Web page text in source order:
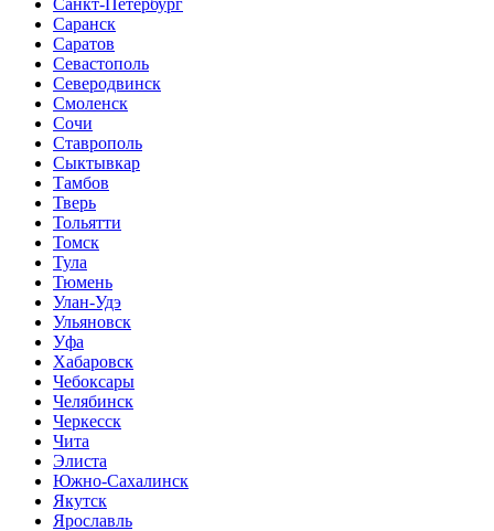
Саранск
Саратов
Севастополь
Северодвинск
Смоленск
Сочи
Ставрополь
Сыктывкар
Тамбов
Тверь
Тольятти
Томск
Тула
Тюмень
Улан-Удэ
Ульяновск
Уфа
Хабаровск
Чебоксары
Челябинск
Черкесск
Чита
Элиста
Южно-Сахалинск
Якутск
Ярославль